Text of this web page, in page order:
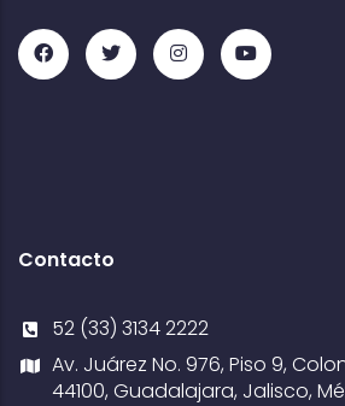
Contacto
52 (33) 3134 2222
Av. Juárez No. 976, Piso 9,
44100, Guadalajara, Jalisco,